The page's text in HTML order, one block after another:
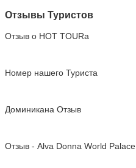
Отзывы Туристов
Отзыв о HOT TOURа
Номер нашего Туриста
Доминикана Отзыв
Отзыв - Alva Donna World Palace